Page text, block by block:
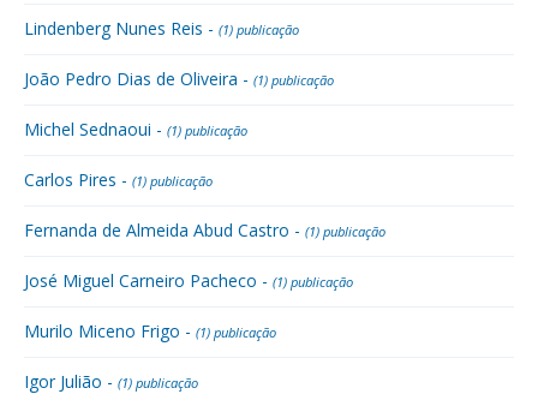
Lindenberg Nunes Reis - (1) publicação
João Pedro Dias de Oliveira - (1) publicação
Michel Sednaoui - (1) publicação
Carlos Pires - (1) publicação
Fernanda de Almeida Abud Castro - (1) publicação
José Miguel Carneiro Pacheco - (1) publicação
Murilo Miceno Frigo - (1) publicação
Igor Julião - (1) publicação